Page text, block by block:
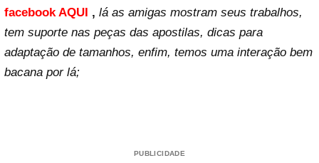
facebook AQUI , lá as amigas mostram seus trabalhos,
tem suporte nas peças das apostilas, dicas para
adaptação de tamanhos, enfim, temos uma interação bem
bacana por lá;
PUBLICIDADE